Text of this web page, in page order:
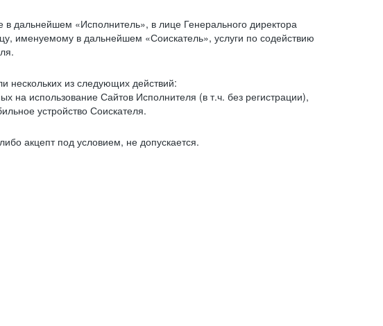
дальнейшем «Исполнитель», в лице Генерального директора
именуемому в дальнейшем «Соискатель», услуги по содействию
нескольких из следующих действий:
использование Сайтов Исполнителя (в т.ч. без регистрации),
устройство Соискателя.
акцепт под условием, не допускается.